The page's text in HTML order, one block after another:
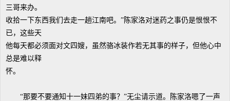
三哥来办。
收拾一下东西我们去走一趟江南吧。”陈家洛对迷药之事仍是恨恨不
已，这些天
他每天都必须面对文四嫂，虽然骆冰装作若无其事的样子，但他心中
总是难以释
怀。
“那要不要通知十一妹四弟的事？”无尘请示道。陈家洛嗯了一声